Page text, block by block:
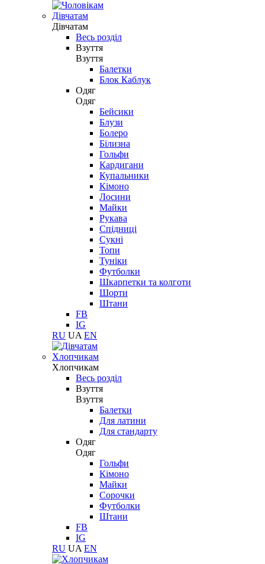
Дівчатам
Дівчатам
Весь розділ
Взуття
Взуття
Балетки
Блок Каблук
Одяг
Одяг
Бейсики
Блузи
Болеро
Білизна
Гольфи
Кардигани
Купальники
Кімоно
Лосини
Майки
Рукава
Спідниці
Сукні
Топи
Туніки
Футболки
Шкарпетки та колготи
Шорти
Штани
FB
IG
RU UA EN
Хлопчикам
Хлопчикам
Весь розділ
Взуття
Взуття
Балетки
Для латини
Для стандарту
Одяг
Одяг
Гольфи
Кімоно
Майки
Сорочки
Футболки
Штани
FB
IG
RU UA EN